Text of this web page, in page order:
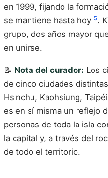
en 1999, fijando la
se mantiene hasta hoy 5.
grupo, dos años mayor
en unirse.
📝 Nota del curador: Los
de cinco ciudades
Hsinchu, Kaohsiung,
es en sí misma un reflejo
personas de toda la isla
la capital y, a través del
de todo el territorio.